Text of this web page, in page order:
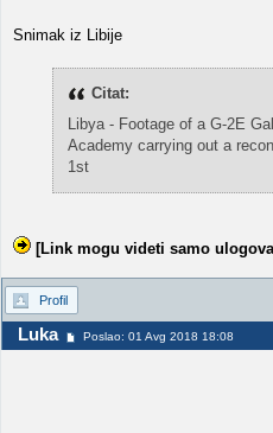
Snimak iz Libije
Citat:
Libya - Footage of a G-2E
Academy carrying out a
1st
[Link mogu videti samo
Profil
Luka Poslao: 01 Avg 2018 18:08